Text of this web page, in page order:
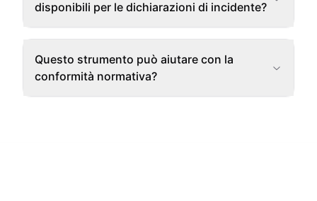
disponibili per le dichiarazioni di incidente?
Questo strumento può aiutare con la
conformità normativa?